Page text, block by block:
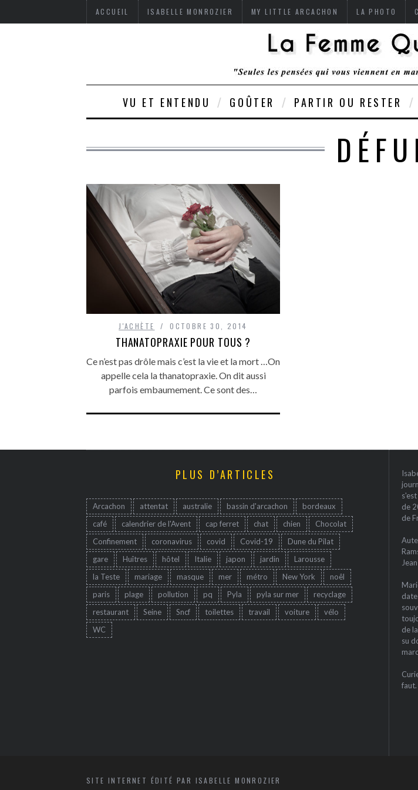
ACCUEIL ISABELLE MONROZIER MY LITTLE ARCACHON LA PHOTO
VU ET ENTENDU GOÛTER PARTIR OU RESTER
J'ACHÈTE OCTOBRE 30, 2014
THANATOPRAXIE POUR TOUS ?
Ce n’est pas drôle mais c’est la vie et la mort …On
appelle cela la thanatopraxie. On dit aussi
parfois embaumement. Ce sont des…
PLUS D’ARTICLES
Arcachon attentat australie bassin d'arcachon
bordeaux
café
calendrier de l'Avent cap ferret chat chien
Chocolat
Confinement
coronavirus covid Covid-19
Dune du Pilat
gare
Huîtres hôtel Italie japon jardin
Larousse
la Teste
mariage masque mer métro New York
noêl
paris
plage pollution pq Pyla pyla sur mer
recyclage
restaurant
Seine Sncf toilettes travail voiture
vélo
WC
de
de
de
su
faut.
SITE INTERNET ÉDITÉ PAR ISABELLE MONROZIER